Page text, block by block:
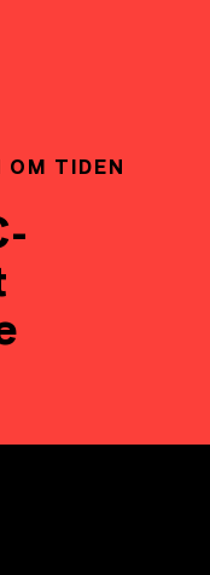
OM TIDEN